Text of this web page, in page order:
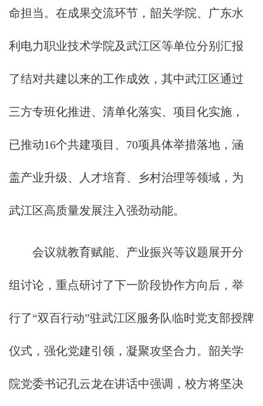
命担当。在成果交流环节，韶关学院、广东水
利电力职业技术学院及武江区等单位分别汇报
了结对共建以来的工作成效，其中武江区通过
三方专班化推进、清单化落实、项目化实施，
已推动16个共建项目、70项具体举措落地，涵
盖产业升级、人才培育、乡村治理等领域，为
武江区高质量发展注入强劲动能。
会议就教育赋能、产业振兴等议题展开分
组讨论，重点研讨了下一阶段协作方向后，举
行了“双百行动”驻武江区服务队临时党支部授牌
仪式，强化党建引领，凝聚攻坚合力。韶关学
院党委书记孔云龙在讲话中强调，校方将坚决